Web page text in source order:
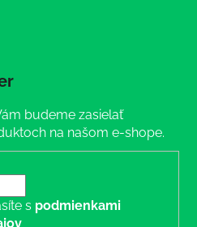
budeme zasielať
na našom e-shope.
s podmienkami